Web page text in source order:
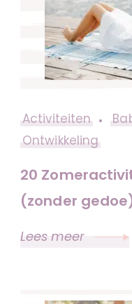
Activiteiten
Ontwikkeling
20
(zonder
Lees meer